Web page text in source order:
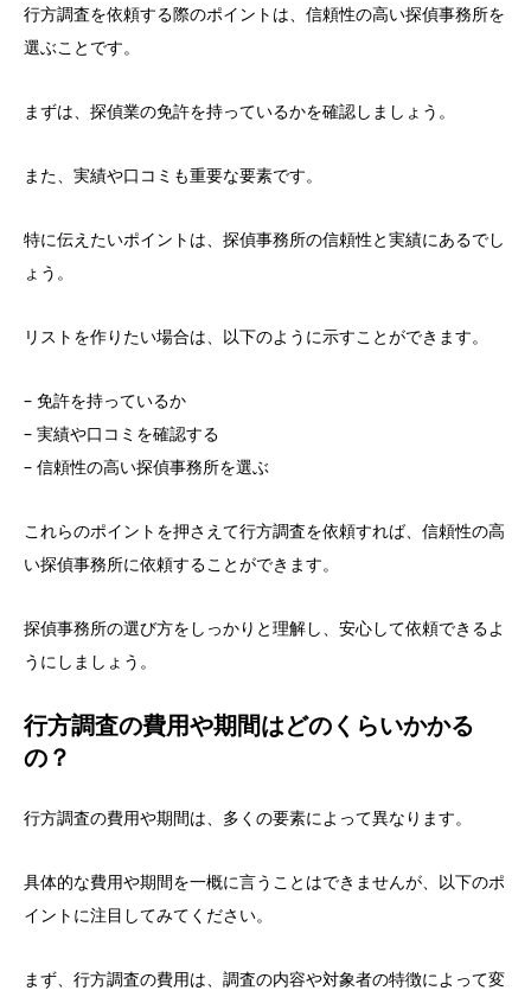
行方調査を依頼する際のポイントは、信頼性の高い探偵事務所を
選ぶことです。
まずは、探偵業の免許を持っているかを確認しましょう。
また、実績や口コミも重要な要素です。
特に伝えたいポイントは、探偵事務所の信頼性と実績にあるでし
ょう。
リストを作りたい場合は、以下のように示すことができます。
– 免許を持っているか
– 実績や口コミを確認する
– 信頼性の高い探偵事務所を選ぶ
これらのポイントを押さえて行方調査を依頼すれば、信頼性の高
い探偵事務所に依頼することができます。
探偵事務所の選び方をしっかりと理解し、安心して依頼できるよ
うにしましょう。
行方調査の費用や期間はどのくらいかかる
の？
行方調査の費用や期間は、多くの要素によって異なります。
具体的な費用や期間を一概に言うことはできませんが、以下のポ
イントに注目してみてください。
まず、行方調査の費用は、調査の内容や対象者の特徴によって変